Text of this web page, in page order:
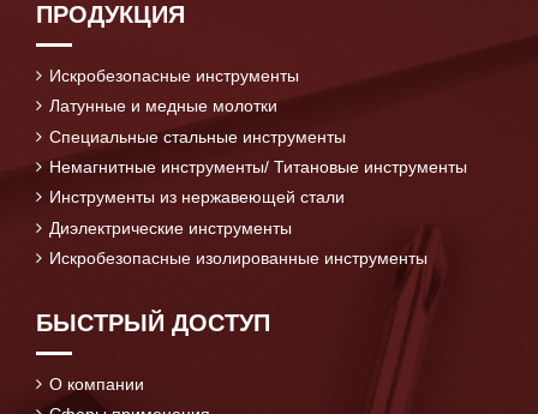
ПРОДУКЦИЯ
Искробезопасные инструменты
Латунные и медные молотки
Специальные стальные инструменты
Немагнитные инструменты/ Титановые инструменты
Инструменты из нержавеющей стали
Диэлектрические инструменты
Искробезопасные изолированные инструменты
БЫСТРЫЙ ДОСТУП
О компании